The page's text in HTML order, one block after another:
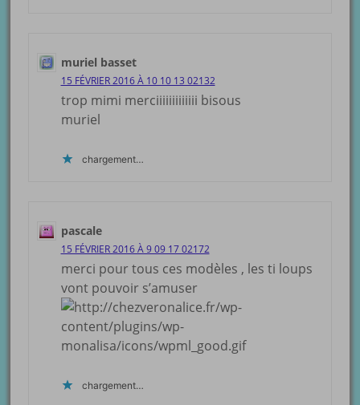
muriel basset
15 FÉVRIER 2016 À 10 10 13 02132
trop mimi merciiiiiiiiiiiii bisous
muriel
chargement…
pascale
15 FÉVRIER 2016 À 9 09 17 02172
merci pour tous ces modèles , les ti loups
vont pouvoir s’amuser
chargement…